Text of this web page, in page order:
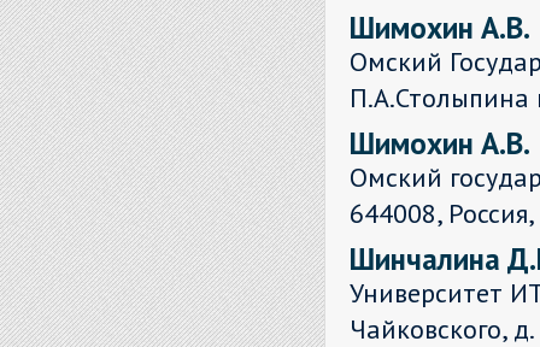
Шимохин А.В.
Омский
П.А.Столыпина
Шимохин А.В.
Омский
644008,
Шинчалина
Университет
Чайковского,